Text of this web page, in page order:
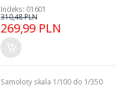
Indeks: 01601
269,99 PLN
310,48 PLN
Samoloty skala 1/100 do 1/350